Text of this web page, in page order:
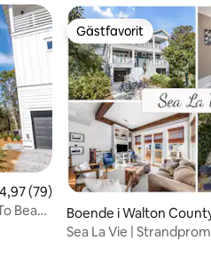
av 5 i genomsnittligt betyg, 79
4,97 (79)
Beach
Gästfavorit
Gästfavorit
Boende i Walton
Sea La Vie |